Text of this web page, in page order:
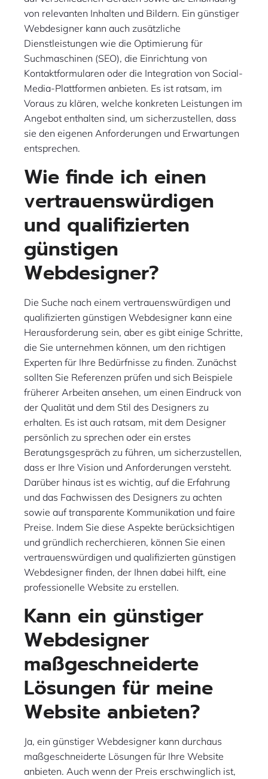
von relevanten Inhalten und Bildern. Ein günstiger
Webdesigner kann auch zusätzliche
Dienstleistungen wie die Optimierung für
Suchmaschinen (SEO), die Einrichtung von
Kontaktformularen oder die Integration von Social-
Media-Plattformen anbieten. Es ist ratsam, im
Voraus zu klären, welche konkreten Leistungen im
Angebot enthalten sind, um sicherzustellen, dass
sie den eigenen Anforderungen und Erwartungen
entsprechen.
Wie finde ich einen
vertrauenswürdigen
und qualifizierten
günstigen
Webdesigner?
Die Suche nach einem vertrauenswürdigen und
qualifizierten günstigen Webdesigner kann eine
Herausforderung sein, aber es gibt einige Schritte,
die Sie unternehmen können, um den richtigen
Experten für Ihre Bedürfnisse zu finden. Zunächst
sollten Sie Referenzen prüfen und sich Beispiele
früherer Arbeiten ansehen, um einen Eindruck von
der Qualität und dem Stil des Designers zu
erhalten. Es ist auch ratsam, mit dem Designer
persönlich zu sprechen oder ein erstes
Beratungsgespräch zu führen, um sicherzustellen,
dass er Ihre Vision und Anforderungen versteht.
Darüber hinaus ist es wichtig, auf die Erfahrung
und das Fachwissen des Designers zu achten
sowie auf transparente Kommunikation und faire
Preise. Indem Sie diese Aspekte berücksichtigen
und gründlich recherchieren, können Sie einen
vertrauenswürdigen und qualifizierten günstigen
Webdesigner finden, der Ihnen dabei hilft, eine
professionelle Website zu erstellen.
Kann ein günstiger
Webdesigner
maßgeschneiderte
Lösungen für meine
Website anbieten?
Ja, ein günstiger Webdesigner kann durchaus
maßgeschneiderte Lösungen für Ihre Website
anbieten. Auch wenn der Preis erschwinglich ist,